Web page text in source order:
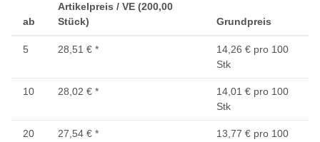
ab
Artikelpreis / VE (200,00
Stück)
Grundpreis
5 28,51 € *
14,26 € pro 100
Stk
10 28,02 € *
14,01 € pro 100
Stk
20 27,54 € *
13,77 € pro 100